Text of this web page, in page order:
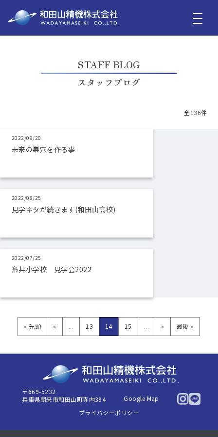
STAFF BLOG
スタッフブログ
全136件
2022/09/20
未来の巣穴を作る事
2022/08/25
見学ネタが続きます(和田山高校)
2022/07/25
糸井小学校 見学会2022
« 先頭 « ... 13 14 15 ... » 最後 »
〒669-5232
兵庫県朝来市和田山町寺内394
Google Map
プライバシーポリシー